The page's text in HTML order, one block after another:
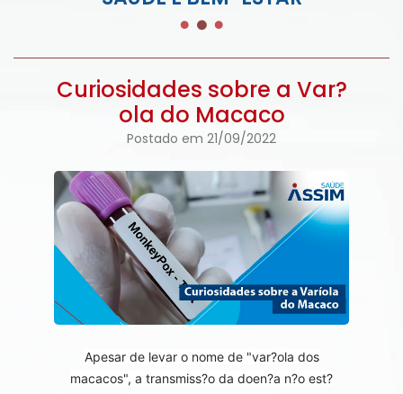
Curiosidades sobre a Var?
ola do Macaco
Postado em 21/09/2022
Apesar de levar o nome de "var?ola dos
macacos", a transmiss?o da doen?a n?o est?